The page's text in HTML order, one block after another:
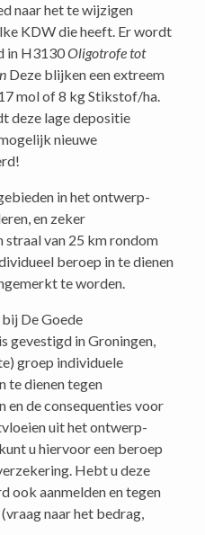
naar het te wijzigen
KDW die heeft. Er wordt
in H3130Oligotrofe tot
Deze blijken een extreem
mol of 8 kg Stikstof/ha.
deze lage depositie
nieuwe
in het ontwerp-
en zeker
straal van 25 km rondom
beroep in te dienen
te worden.
De Goede
gevestigd in Groningen,
groep individuele
te dienen tegen
de consequenties voor
uit het ontwerp-
u hiervoor een beroep
Hebt u deze
ook aanmelden en tegen
naar het bedrag,